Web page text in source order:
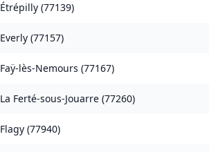
Étrépilly (77139)
Everly (77157)
Faÿ-lès-Nemours (77167)
La Ferté-sous-Jouarre (77260)
Flagy (77940)